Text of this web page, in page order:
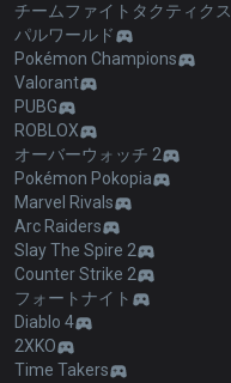
チームファイトタクティクス
パルワールド
Pokémon Champions
Valorant
PUBG
ROBLOX
オーバーウォッチ 2
Pokémon Pokopia
Marvel Rivals
Arc Raiders
Slay The Spire 2
Counter Strike 2
フォートナイト
Diablo 4
2XKO
Time Takers